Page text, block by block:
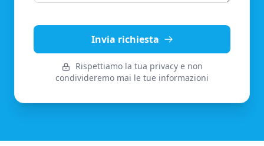
Invia richiesta
Rispettiamo la tua privacy e non
condivideremo mai le tue informazioni